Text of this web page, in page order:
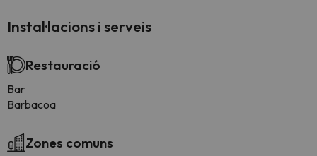
Instal·lacions i serveis
Restauració
Bar
Barbacoa
Zones comuns